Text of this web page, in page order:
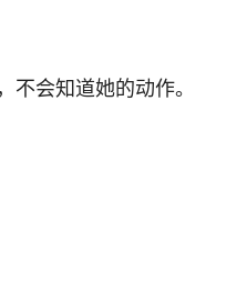
会知道她的动作。